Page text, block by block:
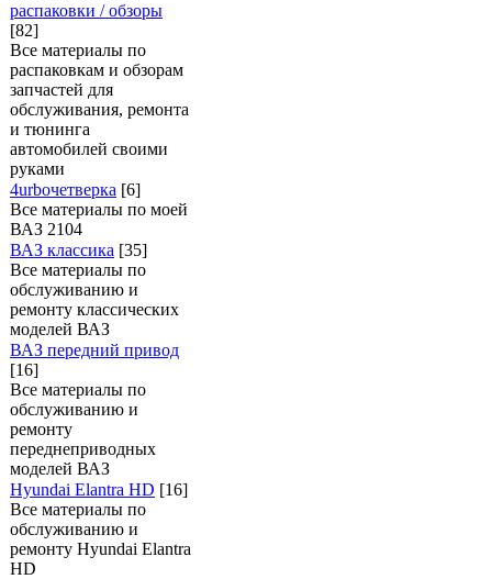
распаковки / обзоры
[82]
Все материалы по
распаковкам и обзорам
запчастей для
обслуживания, ремонта
и тюнинга
автомобилей своими
руками
4urboчетверка [6]
Все материалы по моей
ВАЗ 2104
ВАЗ классика [35]
Все материалы по
обслуживанию и
ремонту классических
моделей ВАЗ
ВАЗ передний привод
[16]
Все материалы по
обслуживанию и
ремонту
переднеприводных
моделей ВАЗ
Hyundai Elantra HD [16]
Все материалы по
обслуживанию и
ремонту Hyundai Elantra
HD